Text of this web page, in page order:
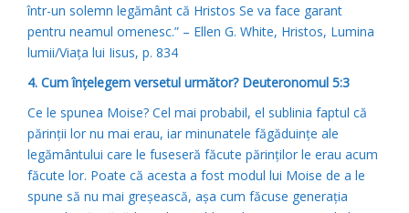
într-un solemn legământ că Hristos Se va face garant
pentru neamul omenesc.” – Ellen G. White, Hristos, Lumina
lumii/Viaţa lui Iisus, p. 834
4. Cum înţelegem versetul următor? Deuteronomul 5:3
Ce le spunea Moise? Cel mai probabil, el sublinia faptul că
părinţii lor nu mai erau, iar minunatele făgăduinţe ale
legământului care le fuseseră făcute părinţilor le erau acum
făcute lor. Poate că acesta a fost modul lui Moise de a le
spune să nu mai greşească, aşa cum făcuse generaţia